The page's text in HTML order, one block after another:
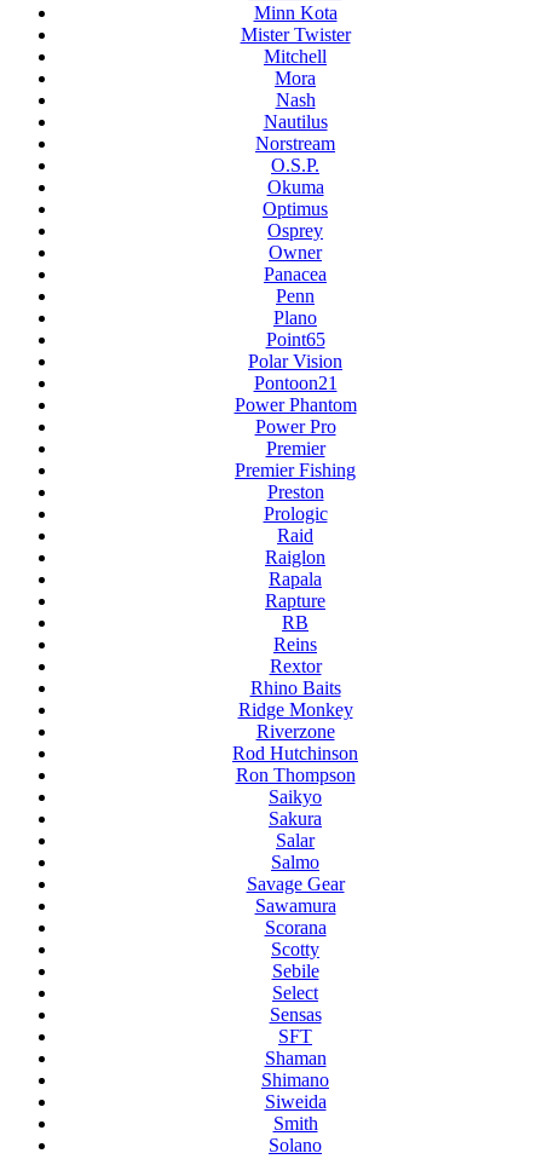
Minn Kota
Mister Twister
Mitchell
Mora
Nash
Nautilus
Norstream
O.S.P.
Okuma
Optimus
Osprey
Owner
Panacea
Penn
Plano
Point65
Polar Vision
Pontoon21
Power Phantom
Power Pro
Premier
Premier Fishing
Preston
Prologic
Raid
Raiglon
Rapala
Rapture
RB
Reins
Rextor
Rhino Baits
Ridge Monkey
Riverzone
Rod Hutchinson
Ron Thompson
Saikyo
Sakura
Salar
Salmo
Savage Gear
Sawamura
Scorana
Scotty
Sebile
Select
Sensas
SFT
Shaman
Shimano
Siweida
Smith
Solano